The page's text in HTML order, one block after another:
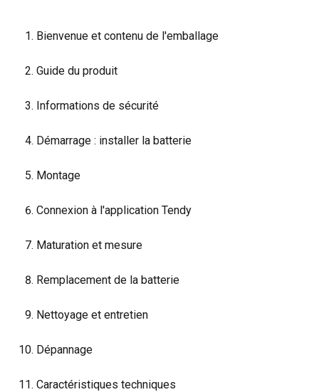
Bienvenue et contenu de l'emballage
Guide du produit
Informations de sécurité
Démarrage : installer la batterie
Montage
Connexion à l'application Tendy
Maturation et mesure
Remplacement de la batterie
Nettoyage et entretien
Dépannage
Caractéristiques techniques